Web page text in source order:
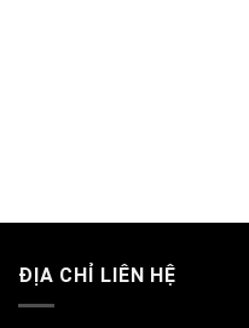
ĐỊA CHỈ LIÊN HỆ